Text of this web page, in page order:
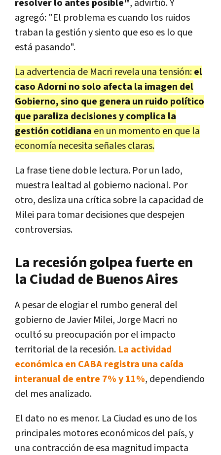
resolver lo antes posible", advirtió. Y
agregó: "El problema es cuando los ruidos
traban la gestión y siento que eso es lo que
está pasando".
La advertencia de Macri revela una tensión:el
caso Adorni no solo afecta la imagen del
Gobierno, sino que genera un ruido político
que paraliza decisiones y complica la
gestión cotidiana en un momento en que la
economía necesita señales claras.
La frase tiene doble lectura. Por un lado,
muestra lealtad al gobierno nacional. Por
otro, desliza una crítica sobre la capacidad de
Milei para tomar decisiones que despejen
controversias.
La recesión golpea fuerte en
la Ciudad de Buenos Aires
A pesar de elogiar el rumbo general del
gobierno de Javier Milei, Jorge Macri no
ocultó su preocupación por el impacto
territorial de la recesión. La actividad
económica en CABA registra una caída
interanual de entre 7% y 11%, dependiendo
del mes analizado.
El dato no es menor. La Ciudad es uno de los
principales motores económicos del país, y
una contracción de esa magnitud impacta